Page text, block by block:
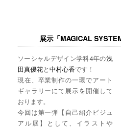
展示「MAGICAL
ソーシャルデザイン学科4年の浅
田真優花と中村心香です！
現在、卒業制作の一環でアート
ギャラリーにて展示を開催して
おります。
今回は第一弾【自己紹介ビジュ
アル展】として、イラストや